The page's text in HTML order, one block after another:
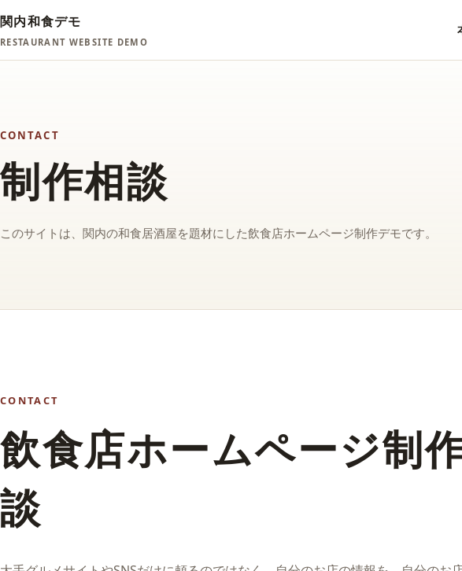
関内和食デモ
RESTAURANT WEBSITE DEMO
CONTACT
制作相談
このサイトは、関内の和食居酒屋を題材にした飲食店ホームページ制作デモです。
CONTACT
飲食店ホームページ制
談